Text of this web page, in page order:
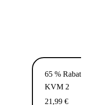
65 % Rabatt
KVM 2
21,99 €